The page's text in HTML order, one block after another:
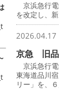
京浜急行電
を改定し、
2026.04.17
京急 旧品
京浜急行電
東海道品川
リー」を、